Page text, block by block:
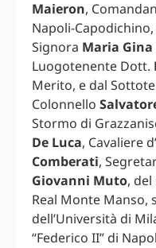
Maieron,
Napoli-
Signora Maria
Luogotenente Dott.
Merito, e dal
Colonnello
Stormo di
De Luca, Cavaliere
Comberati,
Giovanni Muto,
Real Monte Manso,
dell’Università di
“Federico II” di